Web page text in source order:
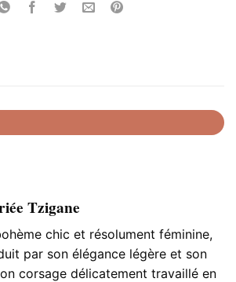
Tzigane​
chic et résolument féminine,
par son élégance légère et son
corsage délicatement travaillé en